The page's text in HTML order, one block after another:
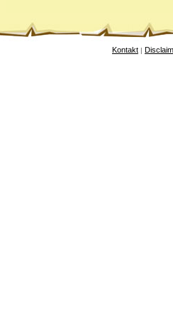
Kontakt |